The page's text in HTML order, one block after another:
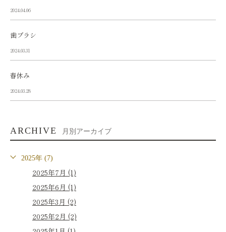
2024.04.06
歯ブラシ
2024.03.31
春休み
2024.03.28
ARCHIVE 月別アーカイブ
2025年 (7)
2025年7月 (1)
2025年6月 (1)
2025年3月 (2)
2025年2月 (2)